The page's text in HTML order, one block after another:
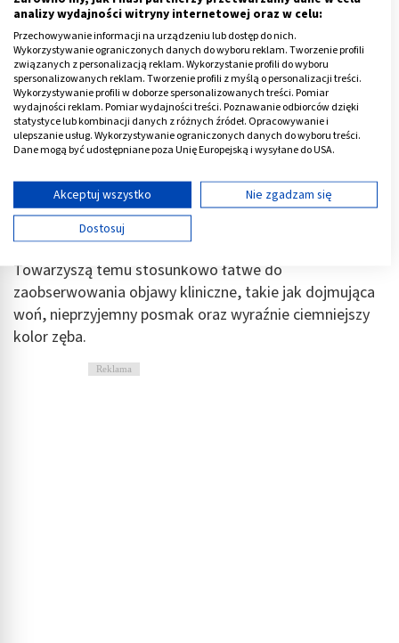
powstałych na przestrzeni kilku ostatnich dni.
Widoczne są jednak w postaci jasnych rozległych plam
stany zapalne przewlekłe, przetrwałe oraz ich
powikłania, takie jakropień, czyli zmiana powstała
przy wierzchołku zęba, wypełniona ropną treścią.
Widoczna jest też w obrazie RTGzgorzel zęba, czyli
gnilnych typuClostridium. Na zdjęciu jest ona
zaznaczona jako wyraźne rozjaśnienie w miejscu, gdzie
została zainfekowana miazga.
Towarzyszą temu stosunkowo łatwe do
zaobserwowania objawy kliniczne, takie jak dojmująca
woń, nieprzyjemny posmak oraz wyraźnie ciemniejszy
kolor zęba.
Reklama
analizy wydajności witryny internetowej oraz w celu:
Przechowywanie informacji na urządzeniu lub dostęp do nich.
Wykorzystywanie ograniczonych danych do wyboru reklam. Tworzenie profili
związanych z personalizacją reklam. Wykorzystanie profili do wyboru
spersonalizowanych reklam. Tworzenie profili z myślą o personalizacji treści.
Wykorzystywanie profili w doborze spersonalizowanych treści. Pomiar
wydajności reklam. Pomiar wydajności treści. Poznawanie odbiorców dzięki
statystyce lub kombinacji danych z różnych źródeł. Opracowywanie i
ulepszanie usług. Wykorzystywanie ograniczonych danych do wyboru treści.
Dane mogą być udostępniane poza Unię Europejską i wysyłane do USA.
Wyświetl listę partnerów (11 dostawców IAB)
Używamy Twoich danych w następujących celach:
Cele przetwarzania IAB:
Przechowywanie informacji na urządzeniu lub
dostęp do nich
Wykorzystywanie ograniczonych danych do
wyboru reklam
Tworzenie profili w celu spersonalizowanych
Akceptuj wszystko
Nie zgadzam się
Dostosuj